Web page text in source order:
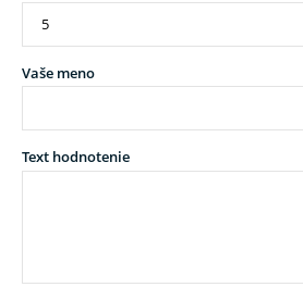
Vaše meno
Text hodnotenie